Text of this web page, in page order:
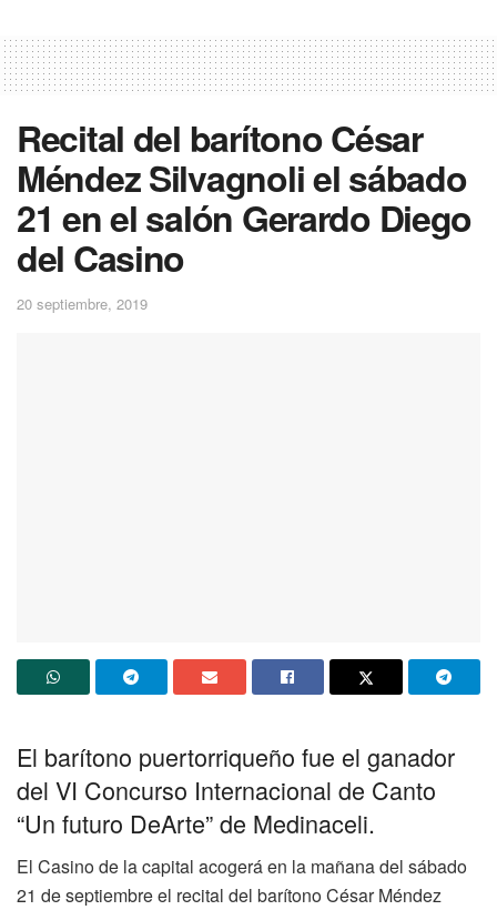
Recital del barítono César
Méndez Silvagnoli el sábado
21 en el salón Gerardo Diego
del Casino
20 septiembre, 2019
El barítono puertorriqueño fue el ganador
del VI Concurso Internacional de Canto
“Un futuro DeArte” de Medinaceli.
El Casino de la capital acogerá en la mañana del sábado
21 de septiembre el recital del barítono César Méndez